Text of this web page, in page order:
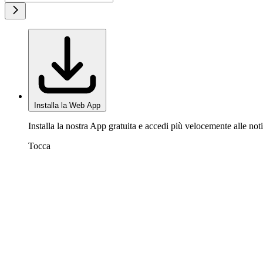
Installa la Web App
Installa la nostra App gratuita e accedi più velocemente alle
Tocca